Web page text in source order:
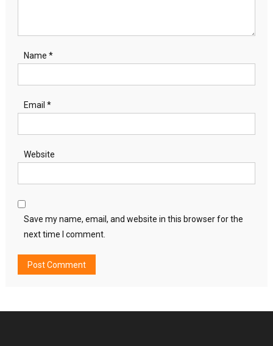
Name *
Email *
Website
Save my name, email, and website in this browser for the
next time I comment.